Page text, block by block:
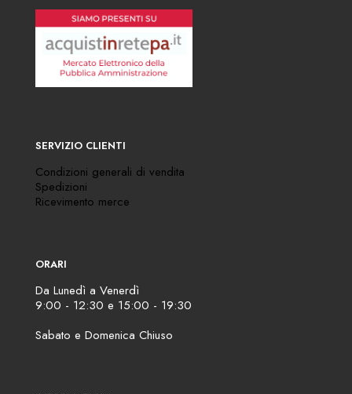
SERVIZIO CLIENTI
Condizioni generali di vendita
Spedizioni
Ricevimento merce
ORARI
Da Lunedì a Venerdì
9:00 - 12:30 e 15:00 - 19:30
Sabato e Domenica Chiuso